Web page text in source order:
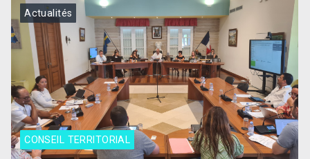
CONSEIL TERRITORIAL
Actualités